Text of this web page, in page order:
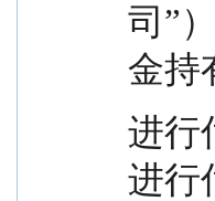
司”
金持
进行
进行